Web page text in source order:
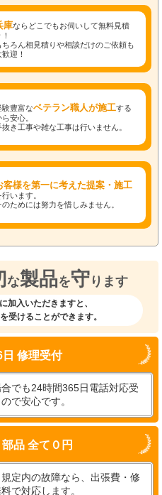
庫ならどこでもお伺いして無料見積
ちろん相見積りや相談だけのご依頼も
歓迎！
験豊富なベテラン職人が施工する
ら安心。
抜き工事や雑な工事は行いません。
客様を第一に考えた提案・施工
行います。
のためには努力を惜しみません。
な製品を守 ります
加入いただきますと、
受けることができます。
修理受付
でも24時間365日電話対応受
で安心です。
品 全て０円
定内の故障なら、出張費・修
で対応します。